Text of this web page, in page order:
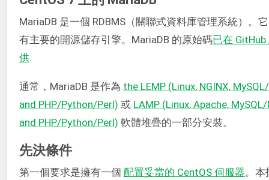
MariaDB 是一個 RDBMS（關聯式資料庫管理系統）。
有主要的開源儲存引擎。MariaDB 的原始碼已在
供
通常，MariaDB 是作為 the LEMP (Linux, NGINX,
and PHP/Python/Perl) 或 LAMP (Linux, Apache,
and PHP/Python/Perl) 軟體堆疊的一部分安裝。
先決條件
第一個要求是擁有一個 配置妥當的 CentOS 伺服器。本